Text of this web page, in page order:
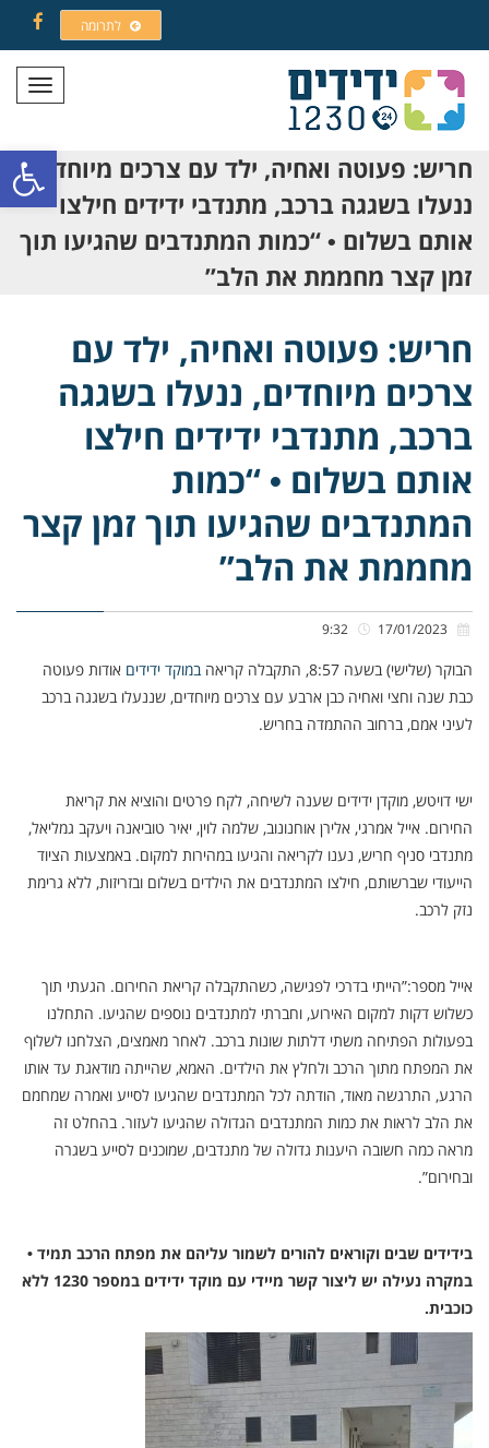
פתח
לתרומה
תפריט
חריש: פעוטה ואחיה, ילד עם צרכים מיוחדים,
ננעלו בשגגה ברכב, מתנדבי ידידים חילצו
אותם בשלום • “כמות המתנדבים שהגיעו תוך
זמן קצר מחממת את הלב”
חריש: פעוטה ואחיה, ילד עם
צרכים מיוחדים, ננעלו בשגגה
ברכב, מתנדבי ידידים חילצו
אותם בשלום • “כמות
המתנדבים שהגיעו תוך זמן קצר
מחממת את הלב”
הבוקר (שלישי) בשעה 8:57, התקבלה קריאה במוקד ידידים אודות פעוטה
כבת שנה וחצי ואחיה כבן ארבע עם צרכים מיוחדים, שננעלו בשגגה ברכב
לעיני אמם, ברחוב ההתמדה בחריש.
ישי דויטש, מוקדן ידידים שענה לשיחה, לקח פרטים והוציא את קריאת
החירום. אייל אמרגי, אלירן אוחנונוב, שלמה לוין, יאיר טוביאנה ויעקב גמליאל,
מתנדבי סניף חריש, נענו לקריאה והגיעו במהירות למקום. באמצעות הציוד
הייעודי שברשותם, חילצו המתנדבים את הילדים בשלום ובזריזות, ללא גרימת
נזק לרכב.
אייל מספר:”הייתי בדרכי לפגישה, כשהתקבלה קריאת החירום. הגעתי תוך
כשלוש דקות למקום האירוע, וחברתי למתנדבים נוספים שהגיעו. התחלנו
בפעולות הפתיחה משתי דלתות שונות ברכב. לאחר מאמצים, הצלחנו לשלוף
את המפתח מתוך הרכב ולחלץ את הילדים. האמא, שהייתה מודאגת עד אותו
הרגע, התרגשה מאוד, הודתה לכל המתנדבים שהגיעו לסייע ואמרה שמחמם
את הלב לראות את כמות המתנדבים הגדולה שהגיעו לעזור. בהחלט זה
מראה כמה חשובה היענות גדולה של מתנדבים, שמוכנים לסייע בשגרה
ובחירום”.
בידידים שבים וקוראים להורים לשמור עליהם את מפתח הרכב תמיד •
במקרה נעילה יש ליצור קשר מיידי עם מוקד ידידים במספר 1230 ללא
כוכבית.